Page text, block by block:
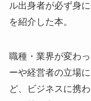
ル出身者が必ず身
を紹介した本。
職種・業界が変わ
ーや経営者の立場
ど、ビジネスに携